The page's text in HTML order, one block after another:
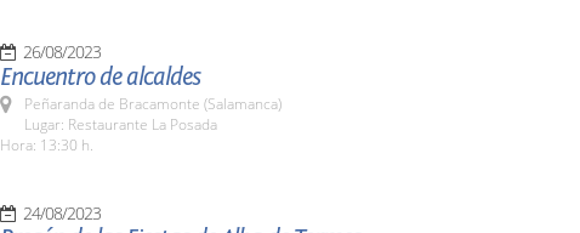
26/08/2023
Encuentro de alcaldes
Peñaranda de Bracamonte (Salamanca)
Lugar: Restaurante La Posada
Hora: 13:30 h.
24/08/2023